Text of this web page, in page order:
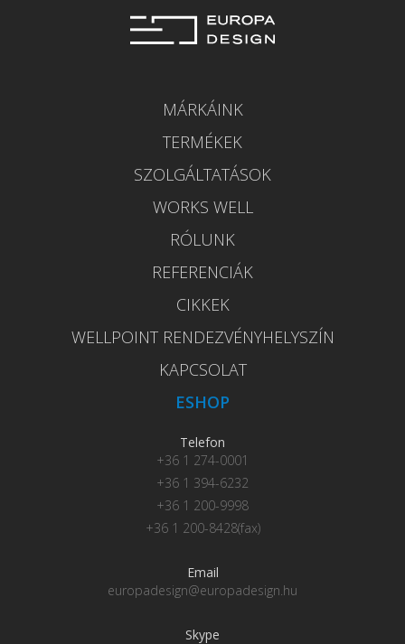
MÁRKÁINK
TERMÉKEK
SZOLGÁLTATÁSOK
WORKS WELL
RÓLUNK
REFERENCIÁK
CIKKEK
WELLPOINT RENDEZVÉNYHELYSZÍN
KAPCSOLAT
ESHOP
Telefon
+36 1 274-0001
+36 1 394-6232
+36 1 200-9998
+36 1 200-8428(fax)
Email
europadesign@europadesign.hu
Skype